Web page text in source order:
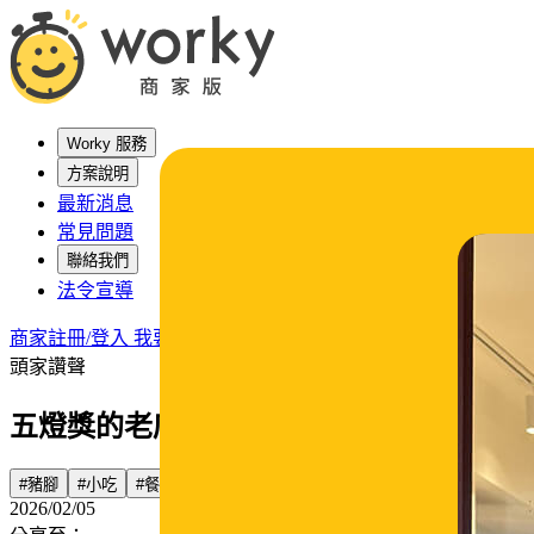
Worky 服務
方案說明
最新消息
常見問題
聯絡我們
法令宣導
商家註冊/登入 我要找工作
頭家讚聲
五燈獎的老店新思維 Worky 助攻人力成
#豬腳 #小吃 #餐飲頭家
2026/02/05